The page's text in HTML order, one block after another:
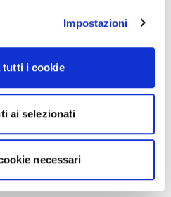
Impostazioni
tutti i cookie
ai selezionati
necessari